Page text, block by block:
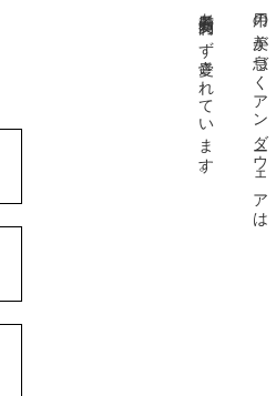
用の美が息づくアンダーウェアは
老若男女問わず愛されています。